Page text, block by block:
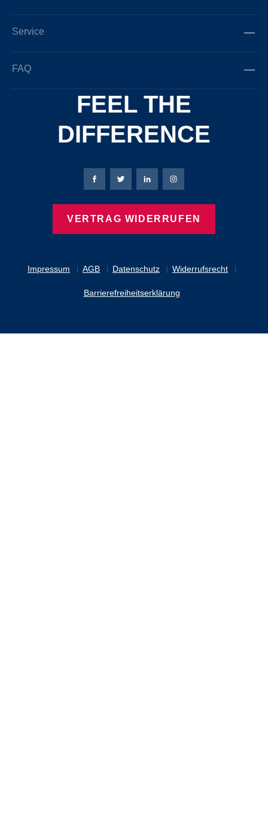
Service
FAQ
FEEL THE
DIFFERENCE
Impressum AGB Datenschutz Widerrufsrecht
Barrierefreiheitserklärung
Bierbaum-Proenen Facebook-Seite
Bierbaum-Proenen Twitter Seite
Bierbaum-Proenen LinkedIn
Bierbaum-Proenen
VERTRAG WIDERRUFEN